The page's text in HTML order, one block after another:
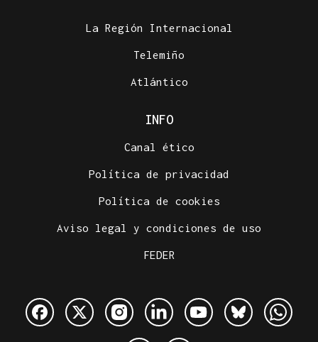
La Región Internacional
Telemiño
Atlántico
INFO
Canal ético
Política de privacidad
Política de cookies
Aviso legal y condiciones de uso
FEDER